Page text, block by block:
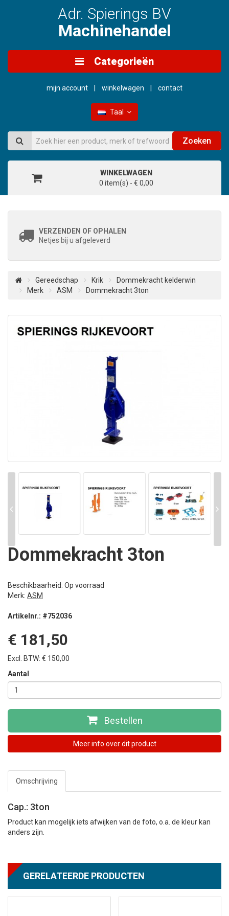
Adr. Spierings BV
Machinehandel
Categorieën
mijn account winkelwagen contact
Taal
Zoeken
WINKELWAGEN
0 item(s) - € 0,00
VERZENDEN OF OPHALEN
Netjes bij u afgeleverd
Gereedschap Krik
Dommekracht kelderwin
Merk
ASM Dommekracht 3ton
Dommekracht 3ton
Beschikbaarheid: Op voorraad
Merk: ASM
Artikelnr.: #752036
€ 181,50
Excl. BTW: € 150,00
Aantal
Bestellen
Meer info over dit product
Omschrijving
Cap.: 3ton
Product kan mogelijk iets afwijken van de foto, o.a. de kleur kan
anders zijn.
GERELATEERDE PRODUCTEN